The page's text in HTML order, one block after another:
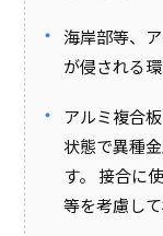
海岸部等、
が侵される
アルミ複合
状態で異種
す。 接合に
等を考慮し